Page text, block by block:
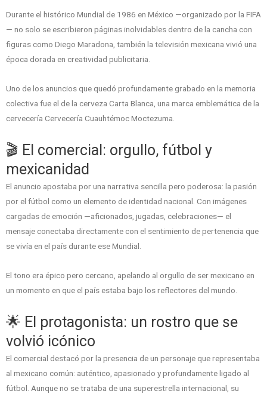
Durante el histórico Mundial de 1986 en México —organizado por la FIFA
— no solo se escribieron páginas inolvidables dentro de la cancha con
figuras como Diego Maradona , también la televisión mexicana vivió una
época dorada en creatividad publicitaria.
Uno de los anuncios que quedó profundamente grabado en la memoria
colectiva fue el de la cerveza Carta Blanca , una marca emblemática de la
cervecería Cervecería Cuauhtémoc Moctezuma
🎬 El comercial: orgullo, fútbol y
mexicanidad
El anuncio apostaba por una narrativa sencilla pero poderosa: la pasión
por el fútbol como un elemento de identidad nacional. Con imágenes
cargadas de emoción —aficionados, jugadas, celebraciones— el
mensaje conectaba directamente con el sentimiento de pertenencia que
se vivía en el país durante ese Mundial.
El tono era épico pero cercano, apelando al orgullo de ser mexicano en
un momento en que el país estaba bajo los reflectores del mundo.
🌟 El protagonista: un rostro que se
volvió icónico
El comercial destacó por la presencia de un personaje que representaba
al mexicano común: auténtico, apasionado y profundamente ligado al
fútbol. Aunque no se trataba de una superestrella internacional, su